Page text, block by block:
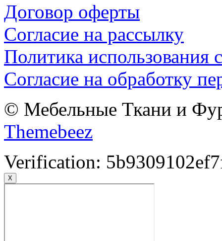
Договор оферты
Согласие на рассылку
Политика использования
Согласие на обработку
© Мебельные Ткани и
Themebeez
Verification:
X